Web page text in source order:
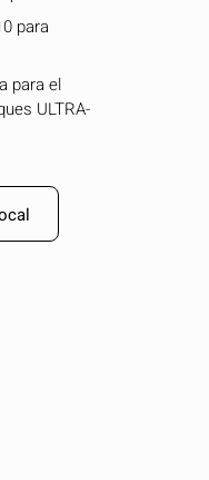
para
para el
ULTRA-